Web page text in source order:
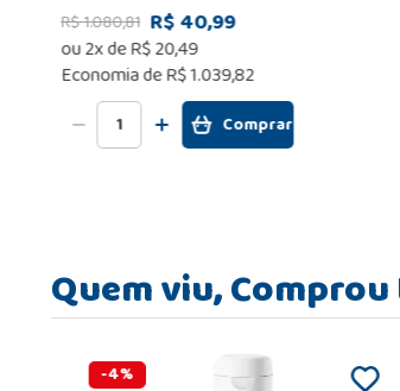
R$1.080,81 R$ 40,99
ou2x deR$20,49
Economia deR$ 1.039,82
Comprar
Quem viu,
-4%